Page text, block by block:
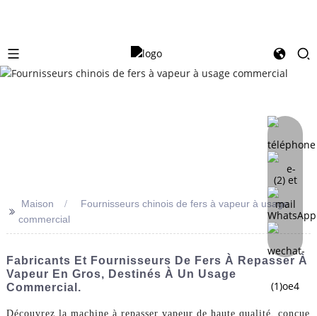
>> Maison
Fournisseurs chinois de fers à vapeur à usage
commercial
Fabricants Et Fournisseurs De Fers À Repasser À
Vapeur En Gros, Destinés À Un Usage
Commercial.
Découvrez la machine à repasser vapeur de haute qualité, conçue